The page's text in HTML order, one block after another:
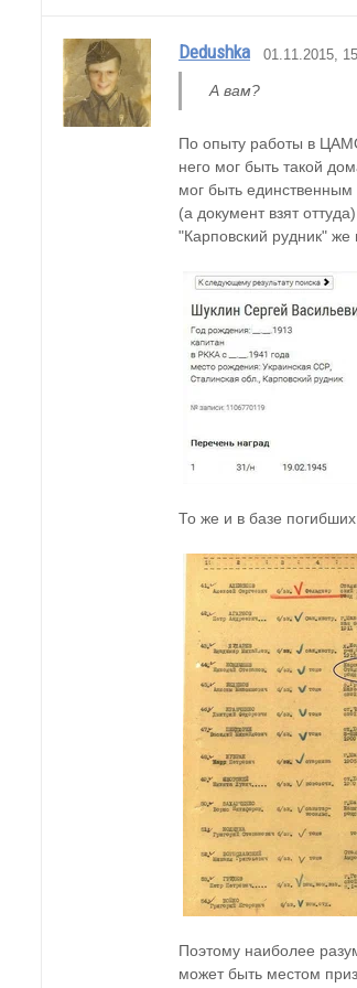
Dedushka 01.11.2015,
А вам?
По опыту работы в
него мог быть такой
мог быть
(а документ взят
"Карповский рудник"
То же и в базе
Поэтому наиболее
может быть местом